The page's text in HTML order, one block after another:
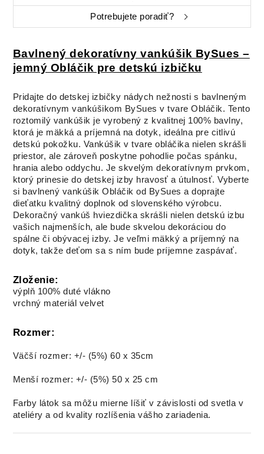
Potrebujete poradiť?
Bavlnený dekoratívny vankúšik BySues –
jemný Obláčik pre detskú izbičku
Pridajte do detskej izbičky nádych nežnosti s bavlneným
dekoratívnym vankúšikom BySues v tvare Obláčik. Tento
roztomilý vankúšik je vyrobený z kvalitnej 100% bavlny,
ktorá je mäkká a príjemná na dotyk, ideálna pre citlivú
detskú pokožku. Vankúšik v tvare obláčika nielen skrášli
priestor, ale zároveň poskytne pohodlie počas spánku,
hrania alebo oddychu. Je skvelým dekoratívnym prvkom,
ktorý prinesie do detskej izby hravosť a útulnosť. Vyberte
si bavlnený vankúšik Obláčik od BySues a doprajte
dieťatku kvalitný doplnok od slovenského výrobcu.
Dekoračný vankúš hviezdička skrášli nielen detskú izbu
vašich najmenších, ale bude skvelou dekoráciou do
spálne či obývacej izby. Je veľmi mäkký a príjemný na
dotyk, takže deťom sa s ním bude príjemne zaspávať.
Zloženie:
výplň 100% duté vlákno
vrchný materiál velvet
Rozmer:
Väčší rozmer: +/- (5%) 60 x 35cm
Menší rozmer: +/- (5%) 50 x 25 cm
Farby látok sa môžu mierne líšiť v závislosti od svetla v
ateliéry a od kvality rozlíšenia vášho zariadenia.